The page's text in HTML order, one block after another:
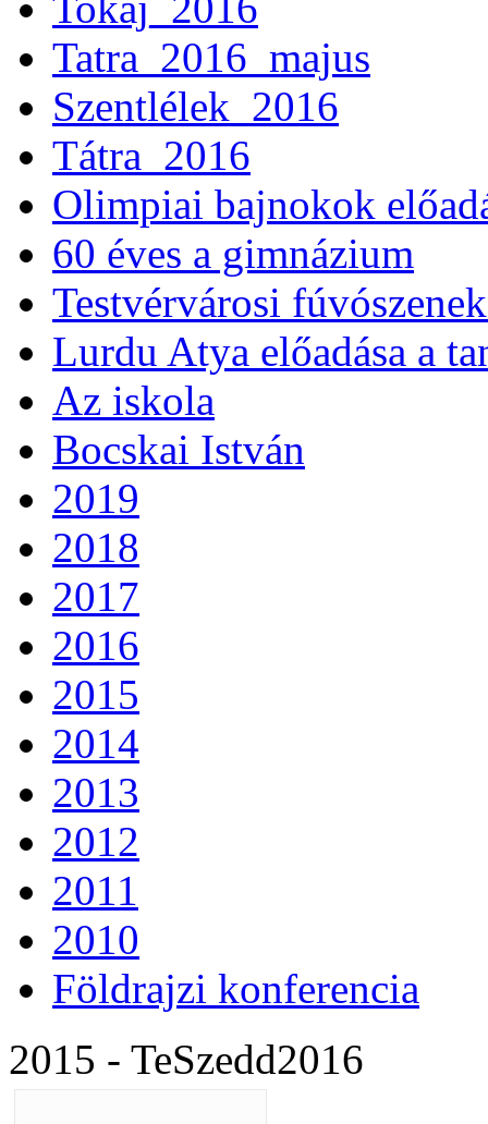
Tatra_2016_majus
Szentlélek_2016
Tátra_2016
Olimpiai bajnokok
60 éves a gimnázium
Testvérvárosi
Lurdu Atya előadása a
Az iskola
Bocskai István
2019
2018
2017
2016
2015
2014
2013
2012
2011
2010
Földrajzi konferencia
2015 - TeSzedd2016